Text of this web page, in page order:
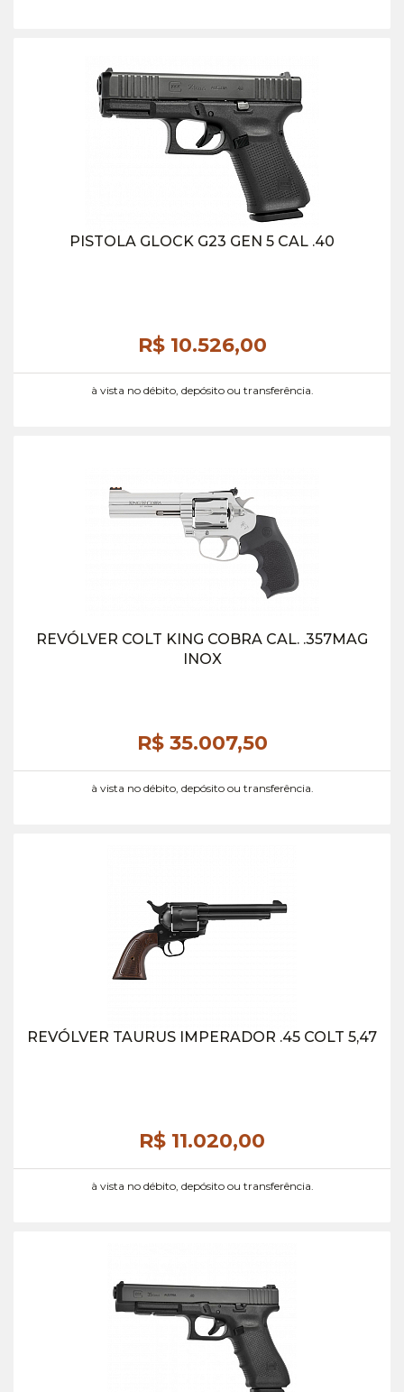
PISTOLA GLOCK G23 GEN 5 CAL .40
R$ 10.526,00
à vista no débito, depósito ou transferência.
REVÓLVER COLT KING COBRA CAL. .357MAG
INOX
R$ 35.007,50
à vista no débito, depósito ou transferência.
REVÓLVER TAURUS IMPERADOR .45 COLT 5,47
R$ 11.020,00
à vista no débito, depósito ou transferência.